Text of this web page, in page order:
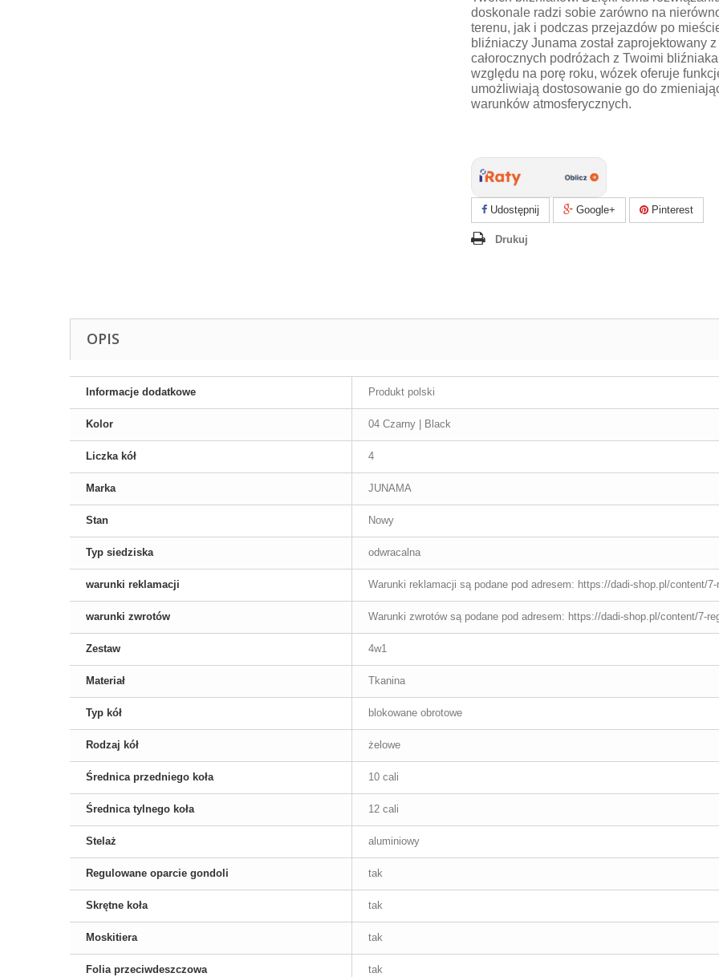
doskonale radzi sobie zarówno na
terenu, jak i podczas przejazdów po
bliźniaczy Junama został zaprojektowany
całorocznych podróżach z Twoimi
względu na porę roku, wózek oferuje
umożliwiają dostosowanie go do
warunków atmosferycznych.
Udostępnij Google+ Pinterest
Drukuj
OPIS
Informacje dodatkowe Produkt polski
Kolor 04 Czarny | Black
Liczka kół 4
Marka JUNAMA
Stan Nowy
Typ siedziska odwracalna
warunki reklamacji Warunki reklamacji są podane pod adresem: https://dadi-shop.pl/content/7-
warunki zwrotów Warunki zwrotów są podane pod adresem: https://dadi-shop.pl/content/7-
Zestaw 4w1
Materiał Tkanina
Typ kół blokowane obrotowe
Rodzaj kół żelowe
Średnica przedniego koła 10 cali
Średnica tylnego koła 12 cali
Stelaż aluminiowy
Regulowane oparcie gondoli tak
Skrętne koła tak
Moskitiera tak
Folia przeciwdeszczowa tak